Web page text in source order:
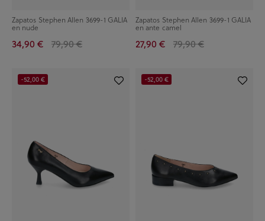
Zapatos Stephen Allen 3699-1 GALIA
en nude
34,90 € 79,90 €
Zapatos Stephen Allen 3699-1 GALIA
en ante camel
27,90 € 79,90 €
-52,00 € -52,00 €